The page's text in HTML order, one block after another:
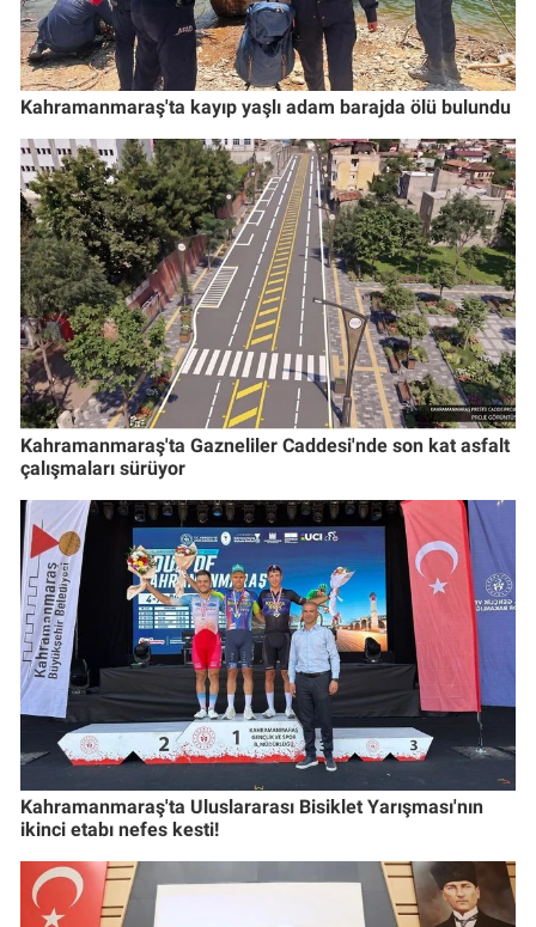
Kahramanmaraş'ta kayıp yaşlı adam barajda ölü bulundu
Kahramanmaraş'ta Gazneliler Caddesi'nde son kat asfalt
çalışmaları sürüyor
Kahramanmaraş'ta Uluslararası Bisiklet Yarışması'nın
ikinci etabı nefes kesti!